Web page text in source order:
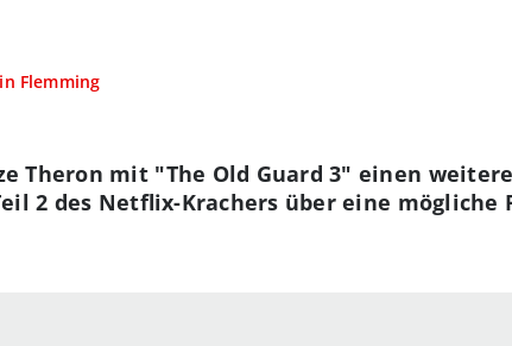
Flemming
Theron mit "The Old Guard 3" einen
2 des Netflix-Krachers über eine